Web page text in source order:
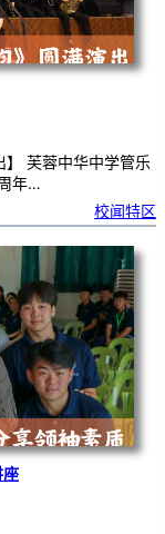
】 芙蓉中华中学管乐
年…
校闻特区
座